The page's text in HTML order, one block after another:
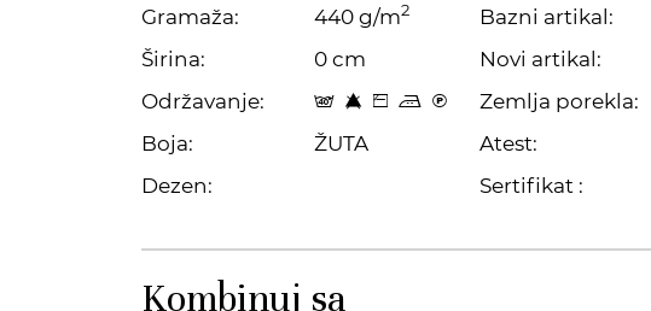
Gramaža:
440 g/m2
Širina:
0 cm
Održavanje:
t 8 Z p C
Boja:
ŽUTA
Dezen:
Bazni artikal:
Novi artikal:
Zemlja porekla:
Atest:
Sertifikat :
Kombinuj sa